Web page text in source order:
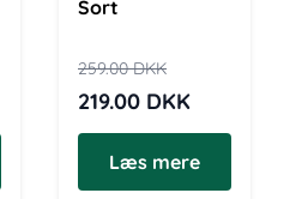
Sort
259.00DKK
219.00 DKK
Læs mere